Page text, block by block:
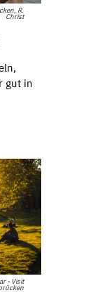
R.
Christ
gut in
- Visit